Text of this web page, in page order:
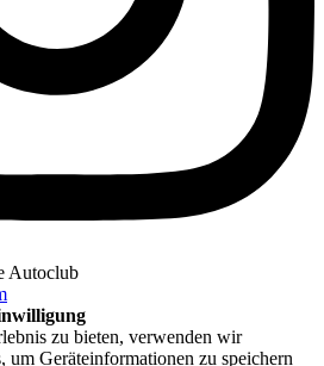
Autoclub
zu bieten, verwenden wir
Geräteinformationen zu speichern